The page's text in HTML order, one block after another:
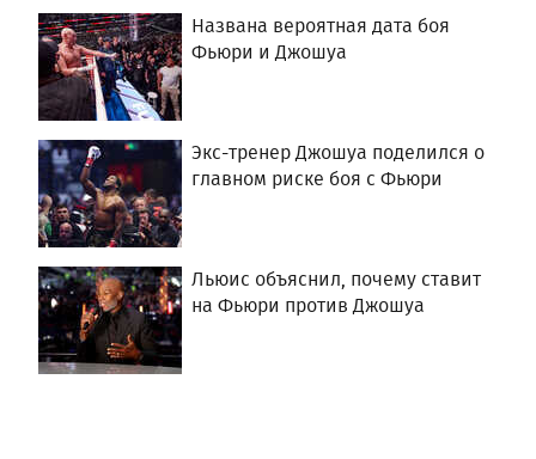
Названа вероятная дата боя
Фьюри и Джошуа
Экс-тренер Джошуа поделился о
главном риске боя с Фьюри
Льюис объяснил, почему ставит
на Фьюри против Джошуа